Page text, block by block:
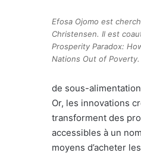
Efosa Ojomo est
Christensen. Il est
Prosperity Paradox:
Nations Out of Poverty.
de sous-
Or, les innovations
transforment des
accessibles à un
moyens d’acheter